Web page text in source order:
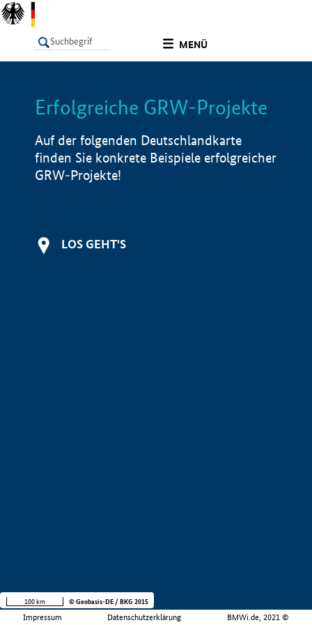
MENÜ
LISTE Info
Erfolgreiche GRW-Projekte
Auf der folgenden Deutschlandkarte
finden Sie konkrete Beispiele erfolgreicher
GRW-Projekte!
LOS GEHT'S
Impressum Datenschutzerklärung BMWi.de, 2021 ©
100 km © Geobasis-DE / BKG 2015